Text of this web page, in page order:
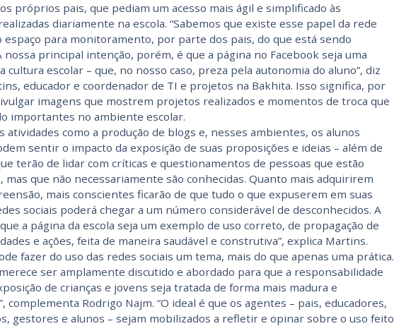
próprios pais, que pediam um acesso mais ágil e simplificado às
diariamente na escola. “Sabemos que existe esse papel da rede
espaço para monitoramento, por parte dos pais, do que está sendo
nossa principal intenção, porém, é que a página no Facebook seja uma
cultura escolar – que, no nosso caso, preza pela autonomia do aluno”, diz
educador e coordenador de TI e projetos na Bakhita. Isso significa, por
imagens que mostrem projetos realizados e momentos de troca que
importantes no ambiente escolar.
atividades como a produção de blogs e, nesses ambientes, os alunos
sentir o impacto da exposição de suas proposições e ideias – além de
terão de lidar com críticas e questionamentos de pessoas que estão
mas que não necessariamente são conhecidas. Quanto mais adquirirem
mais conscientes ficarão de que tudo o que expuserem em suas
sociais poderá chegar a um número considerável de desconhecidos. A
a página da escola seja um exemplo de uso correto, de propagação de
e ações, feita de maneira saudável e construtiva”, explica Martins.
fazer do uso das redes sociais um tema, mais do que apenas uma prática.
ser amplamente discutido e abordado para que a responsabilidade
de crianças e jovens seja tratada de forma mais madura e
complementa Rodrigo Najm. “O ideal é que os agentes – pais, educadores,
gestores e alunos – sejam mobilizados a refletir e opinar sobre o uso feito